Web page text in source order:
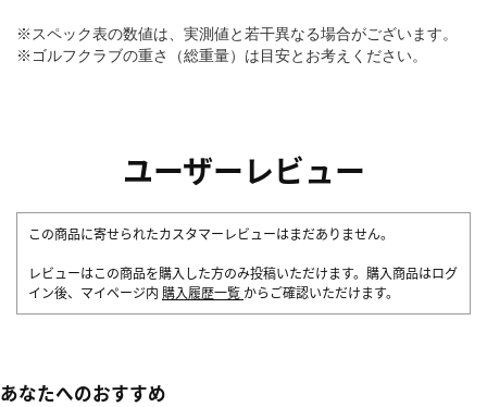
※スペック表の数値は、実測値と若干異なる場合がございます。
※ゴルフクラブの重さ（総重量）は目安とお考えください。
ユーザーレビュー
この商品に寄せられたカスタマーレビューはまだありません。
レビューはこの商品を購入した方のみ投稿いただけます。購入商品はログ
イン後、マイページ内 購入履歴一覧 からご確認いただけます。
あなたへのおすすめ